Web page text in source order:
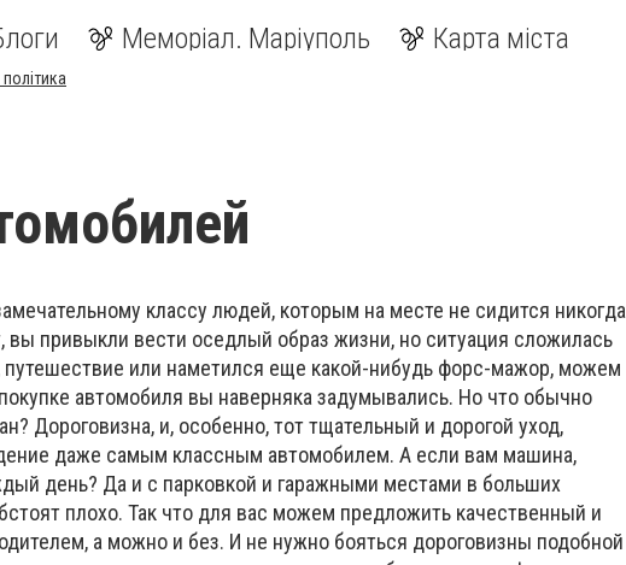
Меморіал. Маріуполь Карта міста
классу людей, которым на месте не сидится никогда
вы привыкли вести оседлый образ жизни, но ситуация сложилась
путешествие или наметился еще какой-нибудь форс-мажор, можем
автомобиля вы наверняка задумывались. Но что обычно
Дороговизна, и, особенно, тот тщательный и дорогой уход,
даже самым классным автомобилем. А если вам машина,
день? Да и с парковкой и гаражными местами в больших
плохо. Так что для вас можем предложить качественный и
а можно и без. И не нужно бояться дороговизны подобной